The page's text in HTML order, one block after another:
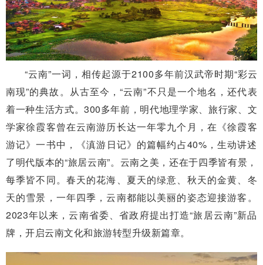
“云南”一词，相传起源于2100多年前汉武帝时期“彩云
南现”的典故。从古至今，“云南”不只是一个地名，还代表
着一种生活方式。300多年前，明代地理学家、旅行家、文
学家徐霞客曾在云南游历长达一年零九个月，在《徐霞客
游记》一书中，《滇游日记》的篇幅约占40%，生动讲述
了明代版本的“旅居云南”。云南之美，还在于四季皆有景，
每季皆不同。春天的花海、夏天的绿意、秋天的金黄、冬
天的雪景，一年四季，云南都能以美丽的姿态迎接游客。
2023年以来，云南省委、省政府提出打造“旅居云南”新品
牌，开启云南文化和旅游转型升级新篇章。